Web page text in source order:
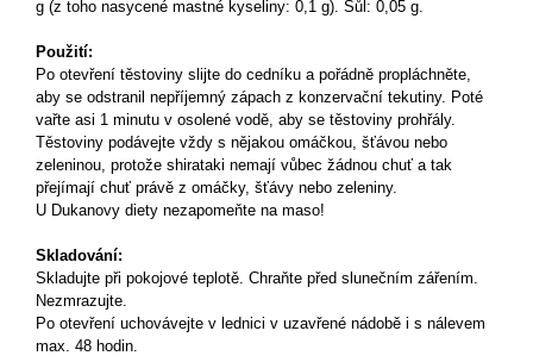
g (z toho nasycené mastné kyseliny: 0,1 g). Sůl: 0,05 g.
Použití:
Po otevření těstoviny slijte do cedníku a pořádně propláchněte,
aby se odstranil nepříjemný zápach z konzervační tekutiny. Poté
vařte asi 1 minutu v osolené vodě, aby se těstoviny prohřály.
Těstoviny podávejte vždy s nějakou omáčkou, šťávou nebo
zeleninou, protože shirataki nemají vůbec žádnou chuť a tak
přejímají chuť právě z omáčky, šťávy nebo zeleniny.
U Dukanovy diety nezapomeňte na maso!
Skladování:
Skladujte při pokojové teplotě. Chraňte před slunečním zářením.
Nezmrazujte.
Po otevření uchovávejte v lednici v uzavřené nádobě i s nálevem
max. 48 hodin.